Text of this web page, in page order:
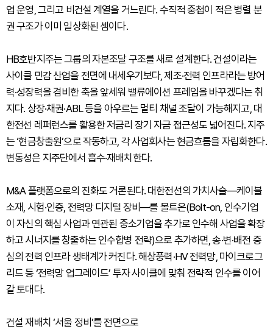
업 운영, 그리고 비건설 계열을 거느린다. 수직적 중첩이 적은 병렬 분
권 구조가 이미 일상화된 셈이다.
HB호반지주는 그룹의 자본조달 구조를 새로 설계한다. 건설이라는
사이클 민감 산업을 전면에 내세우기보다, 제조·전력 인프라라는 방어
력·성장력을 겸비한 축을 앞세워 밸류에이션 프레임을 바꾸겠다는 취
지다. 상장·채권·ABL 등을 아우르는 멀티 채널 조달이 가능해지고, 대
한전선 레퍼런스를 활용한 저금리 장기 자금 접근성도 넓어진다. 지주
는 ‘현금창출원’으로 작동하고, 각 사업회사는 현금흐름을 자립화한다.
변동성은 지주단에서 흡수·재배치한다.
M&A 플랫폼으로의 진화도 거론된다. 대한전선의 가치사슬—케이블
소재, 시험·인증, 전력망 디지털 장비—를 볼트온(Bolt-on, 인수기업
이 자신의 핵심 사업과 연관된 중소기업을 추가로 인수해 사업을 확장
하고 시너지를 창출하는 인수합병 전략)으로 추가하면, 송·변·배전 중
심의 전력 인프라 생태계가 커진다. 해상풍력·HV 전력망, 마이크로그
리드 등 ‘전력망 업그레이드’ 투자 사이클에 맞춰 전략적 인수를 이어
갈 토대다.
건설 재배치 ‘서울 정비’를 전면으로